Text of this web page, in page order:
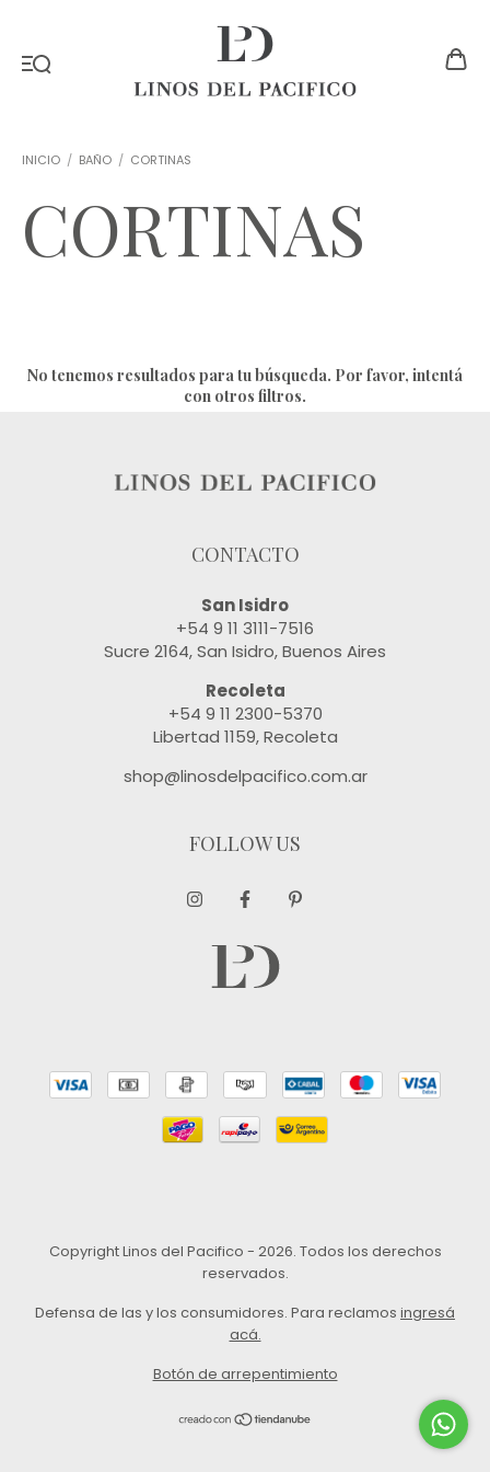
INICIO / BAÑO / CORTINAS
CORTINAS
No tenemos resultados para tu búsqueda. Por favor, intentá
con otros filtros.
CONTACTO
San Isidro
+54 9 11 3111-7516
Sucre 2164, San Isidro, Buenos Aires
Recoleta
+54 9 11 2300-5370
Libertad 1159, Recoleta
shop@linosdelpacifico.com.ar
FOLLOW US
Copyright Linos del Pacifico - 2026. Todos los derechos
reservados.
Defensa de las y los consumidores. Para reclamos ingresá
acá.
Botón de arrepentimiento